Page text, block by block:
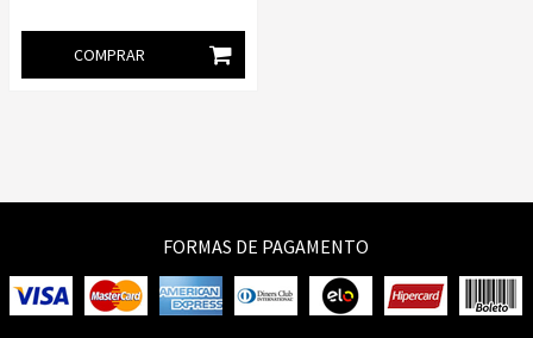
COMPRAR
FORMAS DE PAGAMENTO